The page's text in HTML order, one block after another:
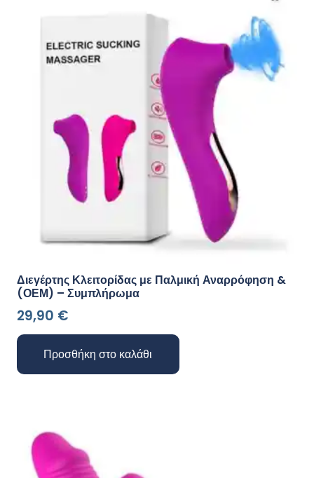
Διεγέρτης Κλειτορίδας με Παλμική Αναρρόφηση &
(ΟΕΜ) – Συμπλήρωμα
29,90 €
Προσθήκη στο καλάθι